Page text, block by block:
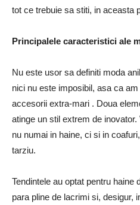
tot ce trebuie sa stiti, in aceasta
Principalele caracteristici ale
Nu este usor sa definiti moda
nici nu este imposibil, asa ca
accesorii extra-mari . Doua
atinge un stil extrem de
nu numai in haine, ci si in
tarziu.
Tendintele au optat pentru haine
para pline de lacrimi si, desigur,